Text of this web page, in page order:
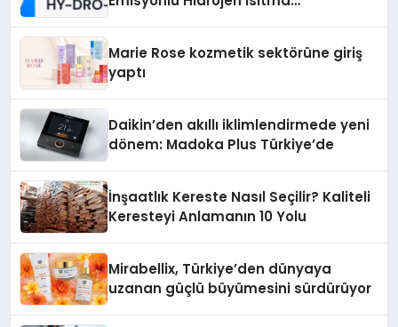
Marie Rose kozmetik sektörüne giriş
yaptı
Daikin’den akıllı iklimlendirmede yeni
dönem: Madoka Plus Türkiye’de
İnşaatlık Kereste Nasıl Seçilir? Kaliteli
Keresteyi Anlamanın 10 Yolu
Mirabellix, Türkiye’den dünyaya
uzanan güçlü büyümesini sürdürüyor